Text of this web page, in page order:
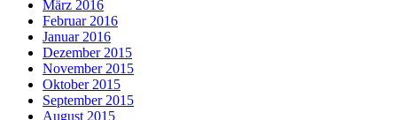
März 2016
Februar 2016
Januar 2016
Dezember 2015
November 2015
Oktober 2015
September 2015
August 2015